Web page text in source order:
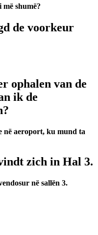
shumë?
de voorkeur
ophalen van de
ik de
në aeroport, ku mund ta
zich in Hal 3.
në sallën 3.